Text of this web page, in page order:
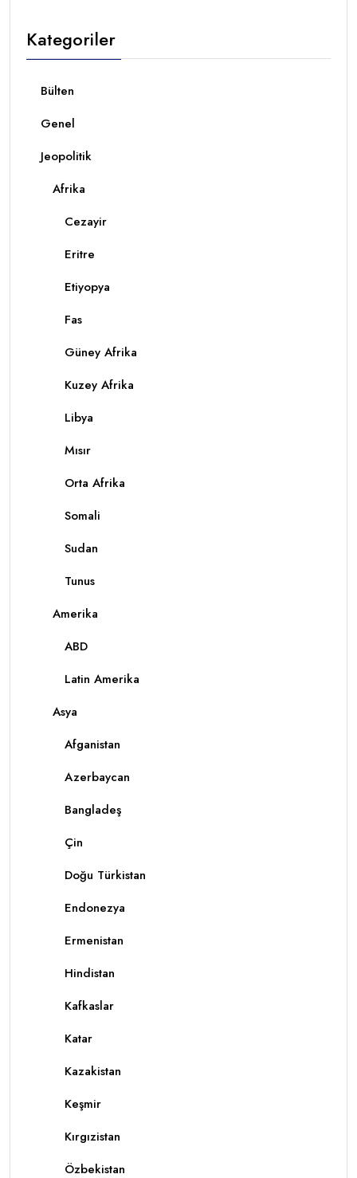
Kategoriler
Bülten
Genel
Jeopolitik
Afrika
Cezayir
Eritre
Etiyopya
Fas
Güney Afrika
Kuzey Afrika
Libya
Mısır
Orta Afrika
Somali
Sudan
Tunus
Amerika
ABD
Latin Amerika
Asya
Afganistan
Azerbaycan
Bangladeş
Çin
Doğu Türkistan
Endonezya
Ermenistan
Hindistan
Kafkaslar
Katar
Kazakistan
Keşmir
Kırgızistan
Özbekistan